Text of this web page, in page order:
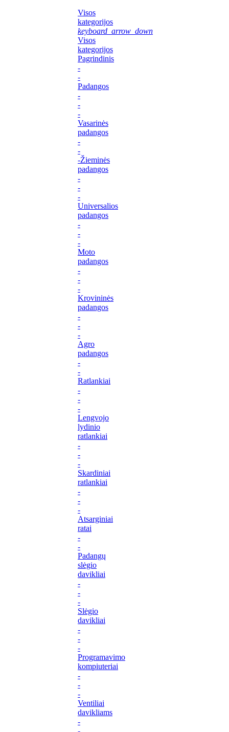
Visos
kategorijos
keyboard_arrow_down
Visos
kategorijos
Pagrindinis
-
-
Padangos
-
-
-
Vasarinės
padangos
-
-
-Žieminės
padangos
-
-
-
Universalios
padangos
-
-
-
Moto
padangos
-
-
-
Krovininės
padangos
-
-
-
Agro
padangos
-
-
Ratlankiai
-
-
-
Lengvojo
lydinio
ratlankiai
-
-
-
Skardiniai
ratlankiai
-
-
-
Atsarginiai
ratai
-
-
Padangų
slėgio
davikliai
-
-
-
Slėgio
davikliai
-
-
-
Programavimo
kompiuteriai
-
-
-
Ventiliai
davikliams
-